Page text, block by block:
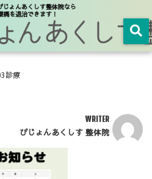
じょんあくしす整体院なら
痛を退治できます！
診療
WRITER
ぴじょんあくしす 整体院